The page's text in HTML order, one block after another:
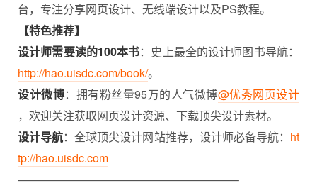
台，专注分享网页设计、无线端设计以及PS教程。
【特色推荐】
设计师需要读的100本书：史上最全的设计师图书导航：
http://hao.uisdc.com/book/。
设计微博：拥有粉丝量95万的人气微博@优秀网页设计
，欢迎关注获取网页设计资源、下载顶尖设计素材。
设计导航：全球顶尖设计网站推荐，设计师必备导航： ht
tp://hao.uisdc.com
———————————————————–